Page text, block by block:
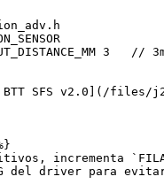
3
SFS v2.0](/files/
incrementa
del driver para